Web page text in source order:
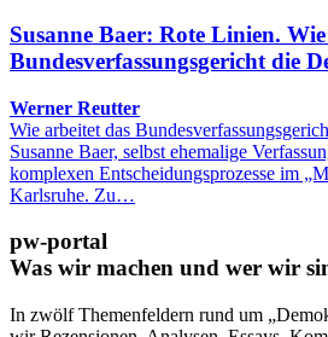
Susanne Baer: Rote Linien.
Bundesverfassungsgericht die
Werner Reutter
Wie arbeitet das
Susanne Baer, selbst ehemalige
komplexen Entscheidungsprozesse im
Karlsruhe. Zu…
pw-portal
Was wir machen und wer wir
In zwölf Themenfeldern rund um